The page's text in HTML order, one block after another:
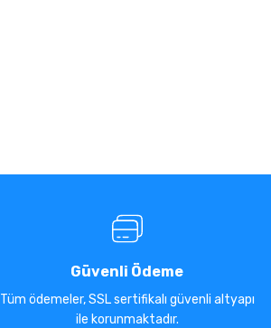
Güvenli Ödeme
Tüm ödemeler, SSL sertifikalı güvenli altyapı
ile korunmaktadır.